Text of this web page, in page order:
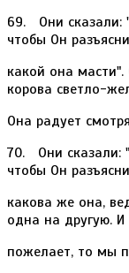
69. Они сказали:
чтобы Он
какой она масти".
корова светло-
Она радует
70. Они сказали:
чтобы Он
какова же она,
одна на другую. И
пожелает, то мы